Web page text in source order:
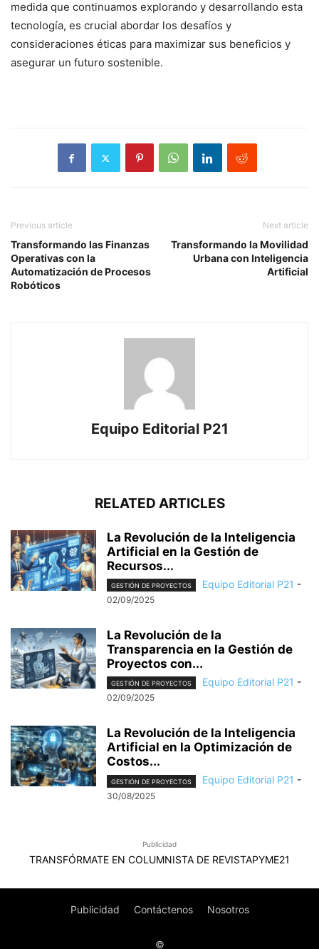
medida que continuamos explorando y desarrollando esta
tecnología, es crucial abordar los desafíos y
consideraciones éticas para maximizar sus beneficios y
asegurar un futuro sostenible.
Previous article
Transformando las Finanzas
Operativas con la
Automatización de Procesos
Robóticos
Next article
Transformando la Movilidad
Urbana con Inteligencia
Artificial
Equipo Editorial P21
RELATED ARTICLES
La Revolución de la Inteligencia
Artificial en la Gestión de
Recursos...
GESTIÓN DE PROYECTOS Equipo Editorial P21 -
02/09/2025
La Revolución de la
Transparencia en la Gestión de
Proyectos con...
GESTIÓN DE PROYECTOS Equipo Editorial P21 -
02/09/2025
La Revolución de la Inteligencia
Artificial en la Optimización de
Costos...
GESTIÓN DE PROYECTOS Equipo Editorial P21 -
30/08/2025
Publicidad
TRANSFÓRMATE EN COLUMNISTA DE REVISTAPYME21
Publicidad Contáctenos Nosotros
©